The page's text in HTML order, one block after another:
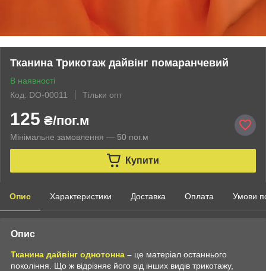
Тканина Трикотаж дайвінг помаранчевий
В наявності
Код: DO-00011
Тільки опт
125 ₴/пог.м
Мінімальне замовлення — 50 пог.м
Купити
Опис Характеристики Доставка Оплата Умови
Опис
Тканина дайвінг однотонна – це матеріал останнього
покоління. Що ж відрізняє його від інших видів трикотажу,